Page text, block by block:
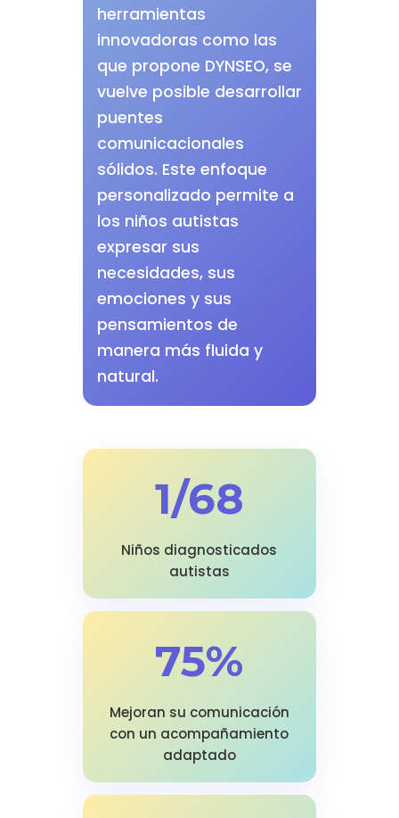
herramientas
innovadoras como las
que propone DYNSEO, se
vuelve posible desarrollar
puentes
comunicacionales
sólidos. Este enfoque
personalizado permite a
los niños autistas
expresar sus
necesidades, sus
emociones y sus
pensamientos de
manera más fluida y
natural.
1/68
Niños diagnosticados
autistas
75%
Mejoran su comunicación
con un acompañamiento
adaptado